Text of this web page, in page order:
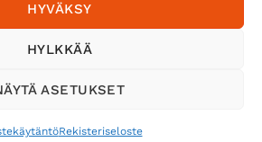
HYVÄKSY
HYLKKÄÄ
ASETUKSET
Rekisteriseloste
erikoisalennuksia